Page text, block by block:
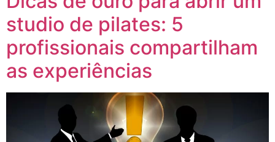
studio de pilates: 5
profissionais compartilham
as experiências